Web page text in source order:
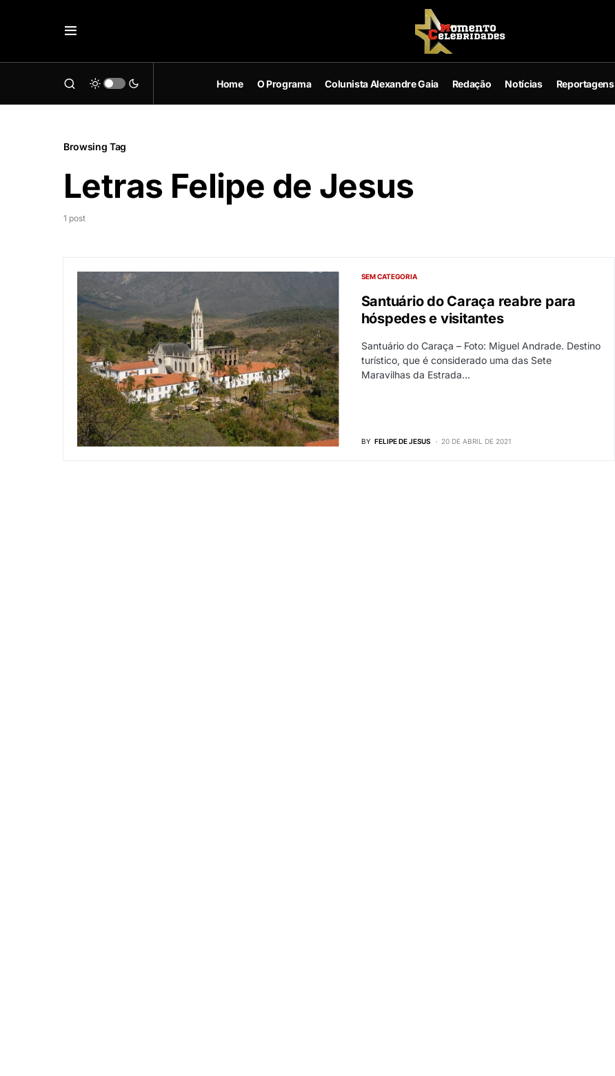
Home O Programa Colunista Alexandre Gaia Redação Notícias Reportagens
Browsing Tag
Letras Felipe de Jesus
1 post
SEM CATEGORIA
Santuário do Caraça reabre para
hóspedes e visitantes
Santuário do Caraça – Foto: Miguel Andrade. Destino
turístico, que é considerado uma das Sete
Maravilhas da Estrada…
BY FELIPE DE JESUS 20 DE ABRIL DE 2021